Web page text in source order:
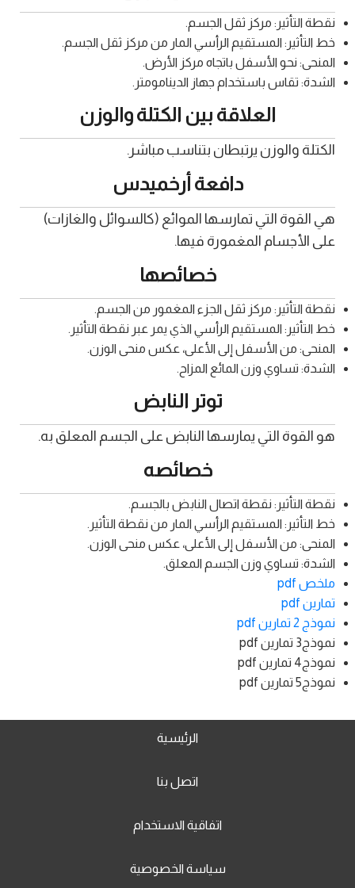
نقطة التأثير: مركز ثقل الجسم.
خط التأثير: المستقيم الرأسي المار من مركز ثقل الجسم.
المنحى: نحو الأسفل باتجاه مركز الأرض.
الشدة: تقاس باستخدام جهاز الدينامومتر.
العلاقة بين الكتلة والوزن
الكتلة والوزن يرتبطان بتناسب مباشر.
دافعة أرخميدس
هي القوة التي تمارسها الموائع (كالسوائل والغازات)
على الأجسام المغمورة فيها.
خصائصها
نقطة التأثير: مركز ثقل الجزء المغمور من الجسم.
خط التأثير: المستقيم الرأسي الذي يمر عبر نقطة التأثير.
المنحى: من الأسفل إلى الأعلى، عكس منحى الوزن.
الشدة: تساوي وزن المائع المزاح.
توتر النابض
هو القوة التي يمارسها النابض على الجسم المعلق به.
خصائصه
نقطة التأثير: نقطة اتصال النابض بالجسم.
خط التأثير: المستقيم الرأسي المار من نقطة التأثير.
المنحى: من الأسفل إلى الأعلى، عكس منحى الوزن.
الشدة: تساوي وزن الجسم المعلق.
ملخص pdf
تمارين pdf
نموذج 2 تمارين pdf
نموذج3 تمارين pdf
نموذج4 تمارين pdf
نموذج5 تمارين pdf
الرئيسية
اتصل بنا
اتفاقية الاستخدام
سياسة الخصوصية